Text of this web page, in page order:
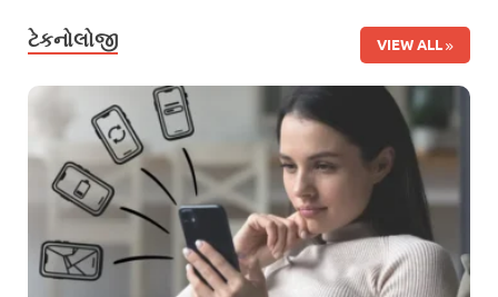
ટેકનોલોજી VIEW ALL